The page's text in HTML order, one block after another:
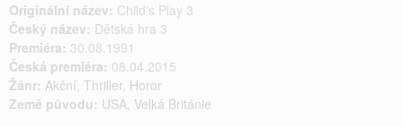
Originální název: Child's Play 3
Český název: Dětská hra 3
Premiéra: 30.08.1991
Česká premiéra: 08.04.2015
Žánr: Akční, Thriller, Horor
Země původu: USA, Velká Británie